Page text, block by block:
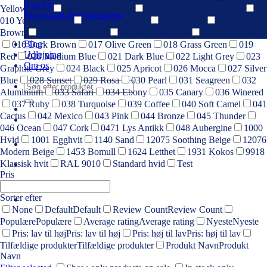
Speckter
Skovgaard & Frydensberg
Blog
Udlejning
Om os
Søg
efter:
Yellow Beige
010 Yellow Brown
011 Light Brown
Brown
016 Dark Brown
017 Olive Green 018 Grass Green
019
Red
020 Medium Blue 021 Dark Blue 022 Light Grey
023
Graphite Grey
024 Black 025 Apricot 026 Mocca
027 Silver
Blue
028 Sunset 029 Rosa 030 Pearl 031 Seagreen
032
Aluminium
033 Safari 034 Ebony 035 Canary
036 Winered
037 Ruby
038 Turquoise 039 Coffee 040 Soft Camel
041
Cactus
042 Mexico 043 Pink 044 Bronze
045 Thunder
046 Ocean
047 Cork 0471 Lys Antikk 048 Aubergine
1000
Hvid
1001 Egghvit 1140 Sand 12075 Soothing Beige
12076
Modern Beige
1453 Bomull 1624 Letthet 1931 Kokos
9918
Klassisk hvit
RAL 9010 Standard hvid
Test
Pris
Sorter efter
None
DefaultDefault Review CountReview Count
PopulærePopulære Average ratingAverage rating NyesteNyeste
Pris: lav til højPris: lav til høj Pris: høj til lavPris: høj til lav
Tilfældige produkterTilfældige produkter Produkt NavnProdukt
Navn